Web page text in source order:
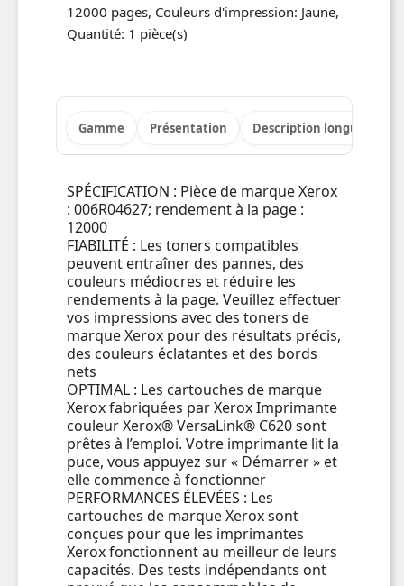
12000 pages, Couleurs d'impression: Jaune,
Quantité: 1 pièce(s)
Gamme Présentation Description longue
SPÉCIFICATION : Pièce de marque Xerox
: 006R04627; rendement à la page :
12000
FIABILITÉ : Les toners compatibles
peuvent entraîner des pannes, des
couleurs médiocres et réduire les
rendements à la page. Veuillez effectuer
vos impressions avec des toners de
marque Xerox pour des résultats précis,
des couleurs éclatantes et des bords
nets
OPTIMAL : Les cartouches de marque
Xerox fabriquées par Xerox Imprimante
couleur Xerox® VersaLink® C620 sont
prêtes à l’emploi. Votre imprimante lit la
puce, vous appuyez sur « Démarrer » et
elle commence à fonctionner
PERFORMANCES ÉLEVÉES : Les
cartouches de marque Xerox sont
conçues pour que les imprimantes
Xerox fonctionnent au meilleur de leurs
capacités. Des tests indépendants ont